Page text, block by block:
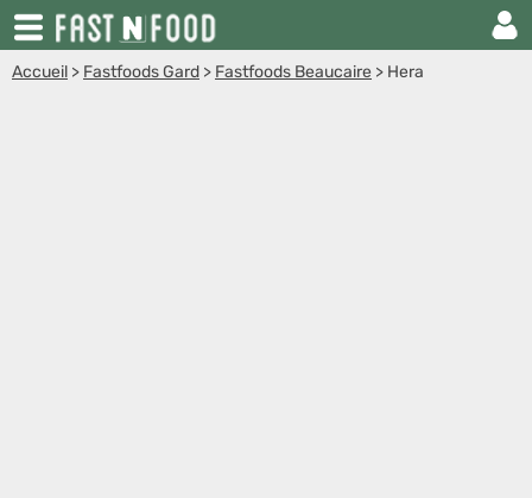
Accueil > Fastfoods Gard > Fastfoods Beaucaire > Hera